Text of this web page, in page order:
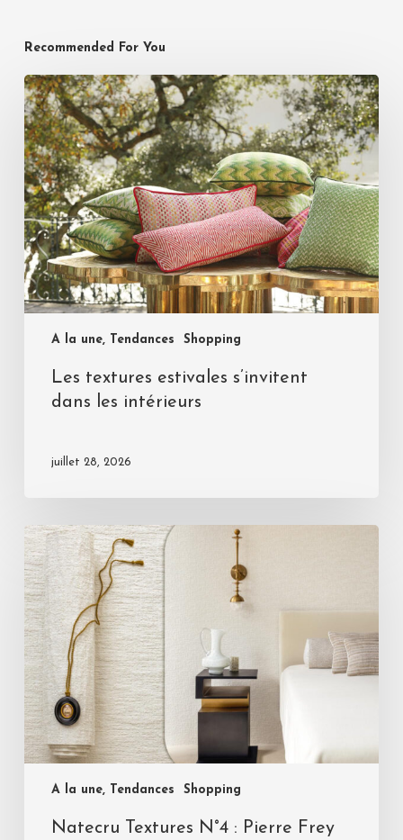
Recommended For You
A la une, Tendances Shopping
Les textures estivales s’invitent
dans les intérieurs
juillet 28, 2026
A la une, Tendances Shopping
Natecru Textures N°4 : Pierre Frey